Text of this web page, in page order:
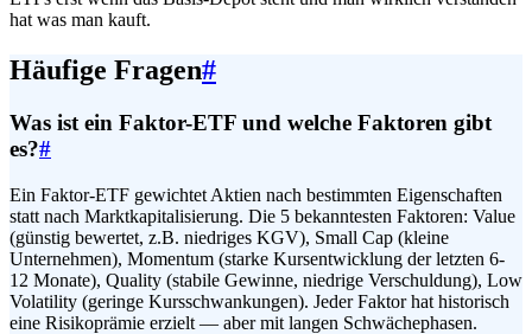
hat was man kauft.
Häufige Fragen#
Was ist ein Faktor-ETF und welche Faktoren gibt
es?#
Ein Faktor-ETF gewichtet Aktien nach bestimmten Eigenschaften
statt nach Marktkapitalisierung. Die 5 bekanntesten Faktoren: Value
(günstig bewertet, z.B. niedriges KGV), Small Cap (kleine
Unternehmen), Momentum (starke Kursentwicklung der letzten 6-
12 Monate), Quality (stabile Gewinne, niedrige Verschuldung), Low
Volatility (geringe Kurs­schwankungen). Jeder Faktor hat historisch
eine Risikoprämie erzielt — aber mit langen Schwächephasen.